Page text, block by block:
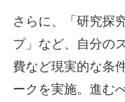
さらに、「研究探
プ」など、自分の
費など現実的な条
ークを実施。進む